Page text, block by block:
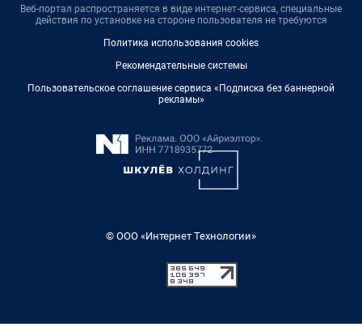
Веб-портал распространяется в виде интернет-сервиса, специальные
действия по установке на стороне пользователя не требуются
Политика использования cookies
Рекомендательные системы
Пользовательское соглашение сервиса «Подписка без баннерной
рекламы»
© ООО «Интернет Технологии»